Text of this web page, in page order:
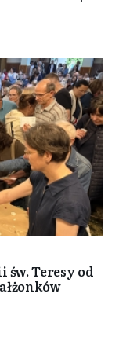
Teresy od